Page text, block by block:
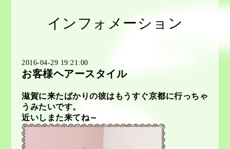
インフォメーション
2016-04-29 19:21:00
お客様ヘアースタイル
滋賀に来たばかりの彼はもうすぐ京都に行っちゃ
うみたいです。
近いしまた来てね～